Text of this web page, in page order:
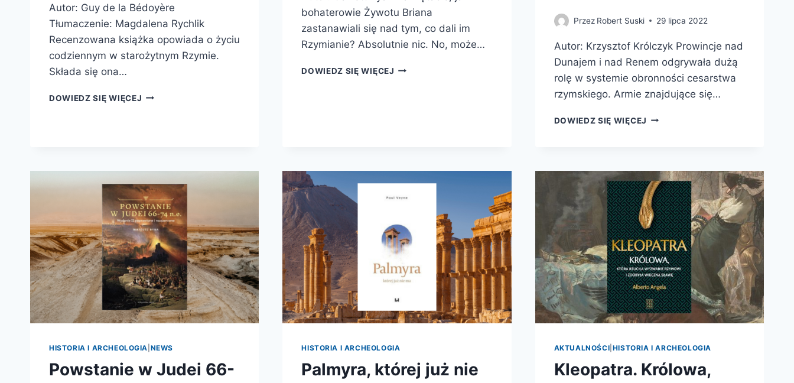
Autor: Guy de la Bédoyère
Tłumaczenie: Magdalena Rychlik
Recenzowana książka opowiada o życiu
codziennym w starożytnym Rzymie.
Składa się ona…
DOWIEDZ SIĘ WIĘCEJ POPULUS.
RZYMIANIE
bohaterowie Żywotu Briana
zastanawiali się nad tym, co dali im
Rzymianie? Absolutnie nic. No, może…
DOWIEDZ SIĘ WIĘCEJ NAGIE
Przez Robert Suski 29 lipca 2022
Autor: Krzysztof Królczyk Prowincje nad
Dunajem i nad Renem odgrywała dużą
rolę w systemie obronności cesarstwa
rzymskiego. Armie znajdujące się…
DOWIEDZ SIĘ WIĘCEJ RZYMSKIE
DUNAJEM
W
OKRESIE
FLAWIJSKIM
(69-
96
R.
PO.
CHR.).
RES
MILITARES
ET
HISTORIA I ARCHEOLOGIA NEWS
Powstanie w Judei 66-
HISTORIA I ARCHEOLOGIA
Palmyra, której już nie
AKTUALNOŚCI HISTORIA I ARCHEOLOGIA
Kleopatra. Królowa,